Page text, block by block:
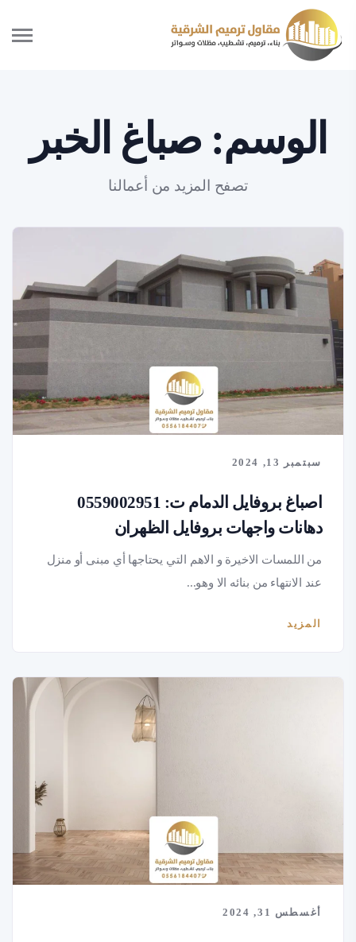
الوسم: صباغ الخبر
تصفح المزيد من أعمالنا
سبتمبر 13, 2024
اصباغ بروفايل الدمام ت: 0559002951
دهانات واجهات بروفايل الظهران
من اللمسات الاخيرة و الاهم التي يحتاجها أي مبنى أو منزل
عند الانتهاء من بنائه الا وهو...
المزيد
أغسطس 31, 2024